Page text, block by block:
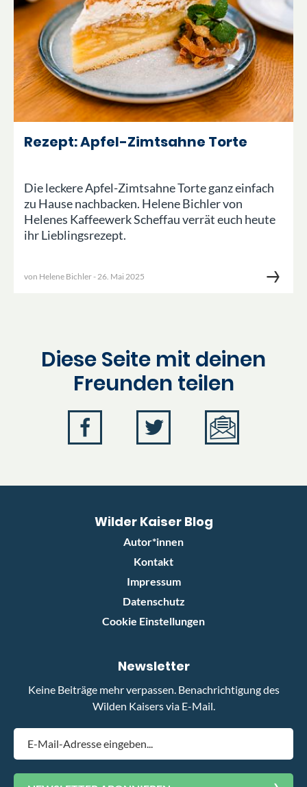
Rezept: Apfel-Zimtsahne Torte
Die leckere Apfel-Zimtsahne Torte ganz einfach
zu Hause nachbacken. Helene Bichler von
Helenes Kaffeewerk Scheffau verrät euch heute
ihr Lieblingsrezept.
von Helene Bichler-26. Mai 2025
Diese Seite mit deinen
Freunden teilen
Wilder Kaiser Blog
Autor*innen
Kontakt
Impressum
Datenschutz
Cookie Einstellungen
Newsletter
Keine Beiträge mehr verpassen. Benachrichtigung des
Wilden Kaisers via E-Mail.